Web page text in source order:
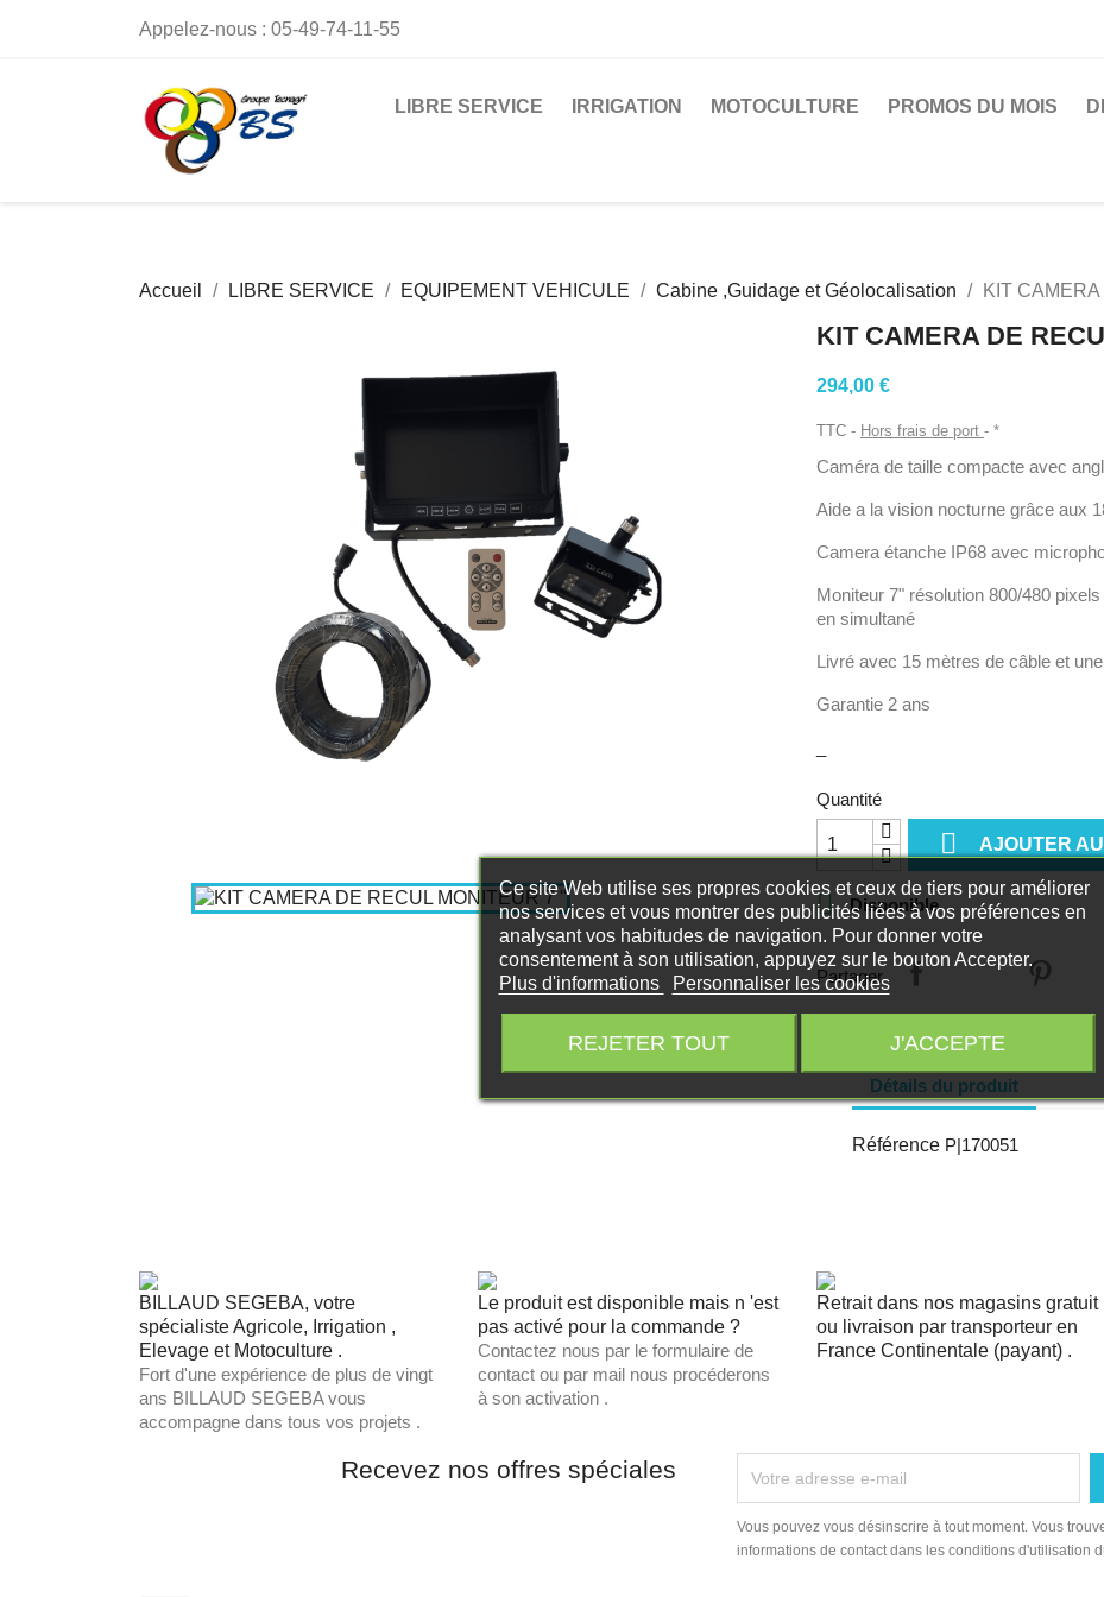
Appelez-nous : 05-49-74-11-55
LIBRE SERVICE IRRIGATION MOTOCULTURE PROMOS DU MOIS
Accueil LIBRE SERVICE EQUIPEMENT VEHICULE Cabine ,Guidage et Géolocalisation KIT
KIT CAMERA DE
294,00 €
TTC Hors frais de port *
Caméra de taille compacte avec
Aide a la vision nocturne grâce aux
Camera étanche IP68 avec
Moniteur 7" résolution 800/480
en simultané
Livré avec 15 mètres de câble et
Garantie 2 ans
Quantité
 AJOUTER
 Disponible
Partager
Détails du produit
Référence P|170051
BILLAUD SEGEBA, votre
spécialiste Agricole, Irrigation ,
Elevage et Motoculture .
Fort d'une expérience de plus de vingt
ans BILLAUD SEGEBA vous
accompagne dans tous vos projets .
Le produit est disponible mais n 'est
pas activé pour la commande ?
Contactez nous par le formulaire de
contact ou par mail nous procéderons
à son activation .
Retrait dans nos magasins gratuit
ou livraison par transporteur en
France Continentale (payant) .
Recevez nos offres spéciales
Vous pouvez vous désinscrire à tout moment. Vous
informations de contact dans les conditions d'utilisation
Ce site Web utilise ses propres cookies et ceux de tiers pour améliorer
nos services et vous montrer des publicités liées à vos préférences en
analysant vos habitudes de navigation. Pour donner votre
consentement à son utilisation, appuyez sur le bouton Accepter.
Plus d'informations
Personnaliser les cookies
REJETER TOUT J'ACCEPTE